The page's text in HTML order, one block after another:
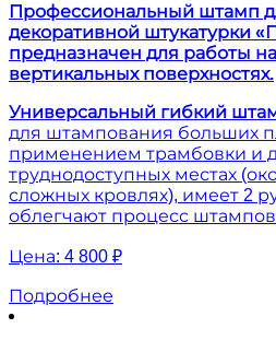
Профессиональный штамп
декоративной штукатурки
предназначен для работы
вертикальных поверхностях.
Универсальный гибкий
для штампования больших
применением трамбовки и
труднодоступных местах
сложных кровлях), имеет 2
облегчают процесс
Цена: 4 800 ₽
Подробнее